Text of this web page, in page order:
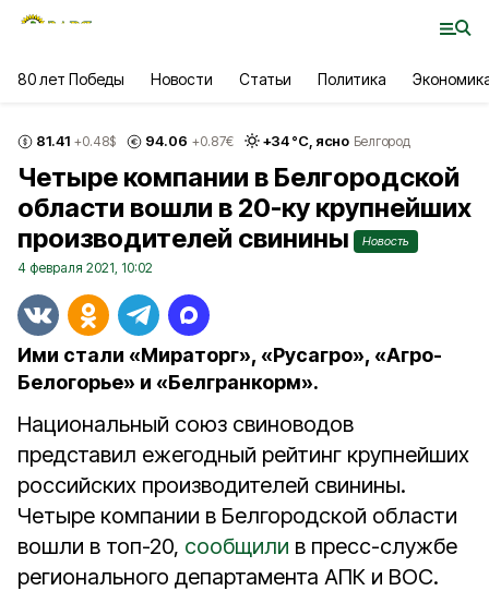
80 лет Победы Новости Статьи Политика
81.41 +0.48$ 94.06 +0.87€ +34°С, ясно Белгород
Четыре компании в Белгородской
области вошли в 20-ку крупнейших
производителей свинины
Новость
4 февраля 2021, 10:02
Ими стали «Мираторг», «Русагро», «Агро-
Белогорье» и «Белгранкорм».
Национальный союз свиноводов
представил ежегодный рейтинг крупнейших
российских производителей свинины.
Четыре компании в Белгородской области
вошли в топ-20, сообщили в пресс-службе
регионального департамента АПК и ВОС.